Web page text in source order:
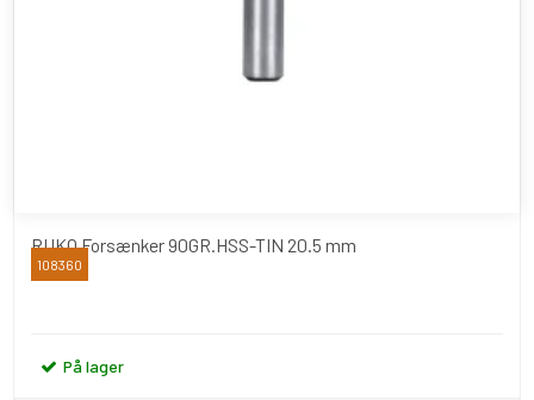
RUKO Forsænker 90GR.HSS-TIN 20.5 mm
RUKO
108360
På lager